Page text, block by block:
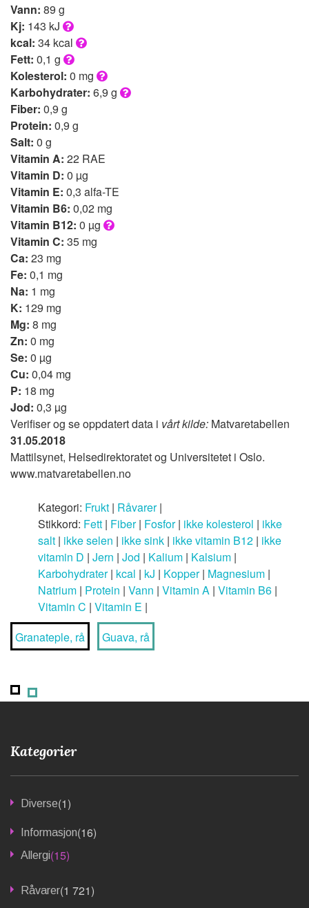
Vann: 89 g
Kj: 143 kJ
kcal: 34 kcal
Fett: 0,1 g
Kolesterol: 0 mg
Karbohydrater: 6,9 g
Fiber: 0,9 g
Protein: 0,9 g
Salt: 0 g
Vitamin A: 22 RAE
Vitamin D: 0 µg
Vitamin E: 0,3 alfa-TE
Vitamin B6: 0,02 mg
Vitamin B12: 0 µg
Vitamin C: 35 mg
Ca: 23 mg
Fe: 0,1 mg
Na: 1 mg
K: 129 mg
Mg: 8 mg
Zn: 0 mg
Se: 0 µg
Cu: 0,04 mg
P: 18 mg
Jod: 0,3 µg
Verifiser og se oppdatert data i vårt kilde: Matvaretabellen
31.05.2018
Mattilsynet, Helsedirektoratet og Universitetet i Oslo.
www.matvaretabellen.no
Kategori: Frukt | Råvarer|
Stikkord: Fett | Fiber| Fosfor| ikke kolesterol | ikke
salt | ikke selen | ikke sink | ikke vitamin B12 | ikke
vitamin D | Jern | Jod | Kalium | Kalsium |
Karbohydrater| kcal | kJ | Kopper| Magnesium |
Natrium | Protein | Vann | Vitamin A | Vitamin B6 |
Vitamin C | Vitamin E |
Granateple, rå
Guava, rå
Kategorier
Diverse(1)
Informasjon(16)
Allergi(15)
Råvarer(1 721)